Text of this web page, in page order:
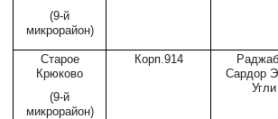
(9-й
микрорайон)
Старое
Крюково
(9-й
микрорайон)
Корп.914
Сардор
Угли